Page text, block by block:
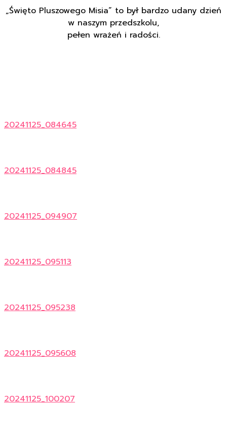
„Święto Pluszowego Misia” to był bardzo udany dzień
w naszym przedszkolu,
pełen wrażeń i radości.
20241125_084645
20241125_084845
20241125_094907
20241125_095113
20241125_095238
20241125_095608
20241125_100207